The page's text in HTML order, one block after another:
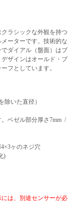
ラシックな外観を持つ
ーターです。技術的な
でダイアル（盤面）はブ
ザインはオールド・ブ
フとしています。
除いた直径）
。ベゼル部分厚さ7mm /
ヶのネジ穴
)
は、別途センサーが必